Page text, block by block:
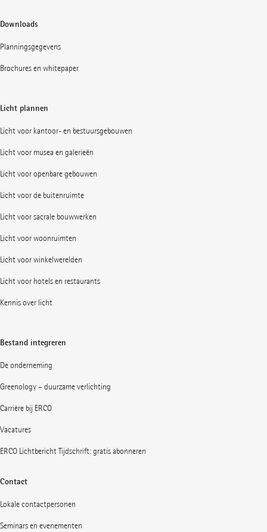
Downloads
Planningsgegevens
Brochures en whitepaper
Licht plannen
Licht voor kantoor- en bestuursgebouwen
Licht voor musea en galerieën
Licht voor openbare gebouwen
Licht voor de buitenruimte
Licht voor sacrale bouwwerken
Licht voor woonruimten
Licht voor winkelwerelden
Licht voor hotels en restaurants
Kennis over licht
Bestand integreren
De onderneming
Greenology – duurzame verlichting
Carrière bij ERCO
Vacatures
ERCO Lichtbericht Tijdschrift: gratis abonneren
Contact
Lokale contactpersonen
Seminars en evenementen